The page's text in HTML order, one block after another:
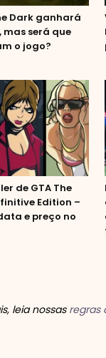
Dark ganhará
será que
o jogo?
de GTA The
Edition –
e preço no
leia nossas regras